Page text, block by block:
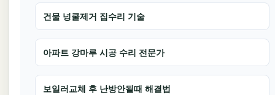
건물 넝쿨제거 집수리 기술
아파트 강마루 시공 수리 전문가
보일러교체 후 난방안될때 해결법